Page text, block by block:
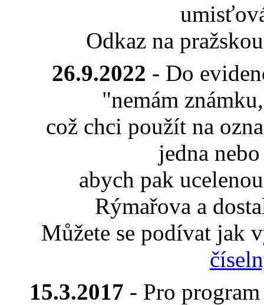
Odkaz na
26.9.2022 - Do
"nemám
což chci použít na
jedna
abych pak
Rýmařova a
Můžete se podívat jak
15.3.2017 - Pro